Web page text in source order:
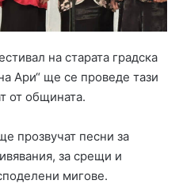
на старата градска
Ари“ ще се проведе тази
от общината.
прозвучат песни за
за срещи и
мигове.